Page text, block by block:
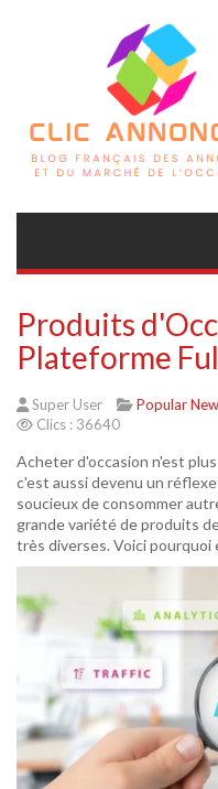
Produits
Plateforme
Super User Popular
Clics : 36640
Acheter d'occasion n'est
c'est aussi devenu un
soucieux de consommer
grande variété de produits
très diverses. Voici